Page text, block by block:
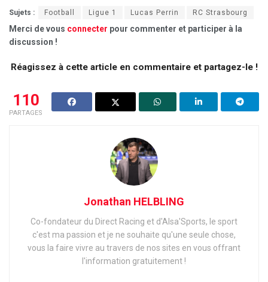
Sujets : Football Ligue 1 Lucas Perrin RC Strasbourg
Merci de vous connecter pour commenter et participer à la
discussion !
Réagissez à cette article en commentaire et partagez-le !
110
PARTAGES
Jonathan HELBLING
Co-fondateur du Direct Racing et d'Alsa'Sports, le sport
c'est ma passion et je ne souhaite qu'une seule chose,
vous la faire vivre au travers de nos sites en vous offrant
l'information gratuitement !